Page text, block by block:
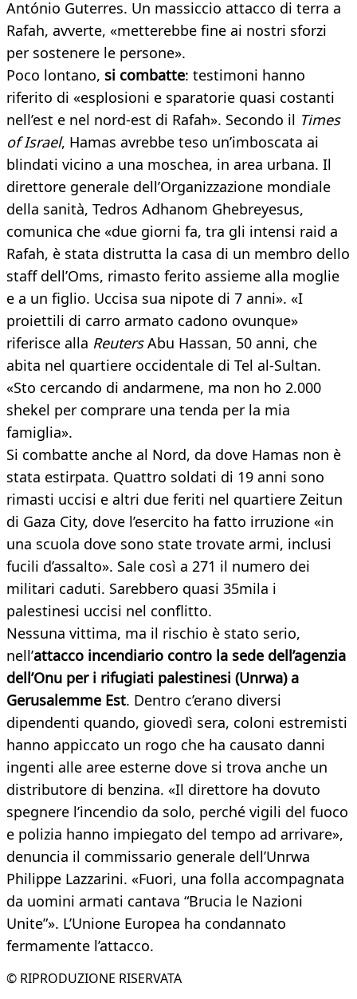
António Guterres. Un massiccio attacco di terra a
Rafah, avverte, «metterebbe fine ai nostri sforzi
per sostenere le persone».
Poco lontano, si combatte: testimoni hanno
riferito di «esplosioni e sparatorie quasi costanti
nell’est e nel nord-est di Rafah». Secondo il Times
of Israel, Hamas avrebbe teso un’imboscata ai
blindati vicino a una moschea, in area urbana. Il
direttore generale dell’Organizzazione mondiale
della sanità, Tedros Adhanom Ghebreyesus,
comunica che «due giorni fa, tra gli intensi raid a
Rafah, è stata distrutta la casa di un membro dello
staff dell’Oms, rimasto ferito assieme alla moglie
e a un figlio. Uccisa sua nipote di 7 anni». «I
proiettili di carro armato cadono ovunque»
riferisce alla ReutersAbu Hassan, 50 anni, che
abita nel quartiere occidentale di Tel al-Sultan.
«Sto cercando di andarmene, ma non ho 2.000
shekel per comprare una tenda per la mia
famiglia».
Si combatte anche al Nord, da dove Hamas non è
stata estirpata. Quattro soldati di 19 anni sono
rimasti uccisi e altri due feriti nel quartiere Zeitun
di Gaza City, dove l’esercito ha fatto irruzione «in
una scuola dove sono state trovate armi, inclusi
fucili d’assalto». Sale così a 271 il numero dei
militari caduti. Sarebbero quasi 35mila i
palestinesi uccisi nel conflitto.
Nessuna vittima, ma il rischio è stato serio,
nell’attacco incendiario contro la sede dell’agenzia
dell’Onu per i rifugiati palestinesi (Unrwa) a
Gerusalemme Est. Dentro c’erano diversi
dipendenti quando, giovedì sera, coloni estremisti
hanno appiccato un rogo che ha causato danni
ingenti alle aree esterne dove si trova anche un
distributore di benzina. «Il direttore ha dovuto
spegnere l’incendio da solo, perché vigili del fuoco
e polizia hanno impiegato del tempo ad arrivare»,
denuncia il commissario generale dell’Unrwa
Philippe Lazzarini. «Fuori, una folla accompagnata
da uomini armati cantava “Brucia le Nazioni
Unite”». L’Unione Europea ha condannato
fermamente l’attacco.
© RIPRODUZIONE RISERVATA